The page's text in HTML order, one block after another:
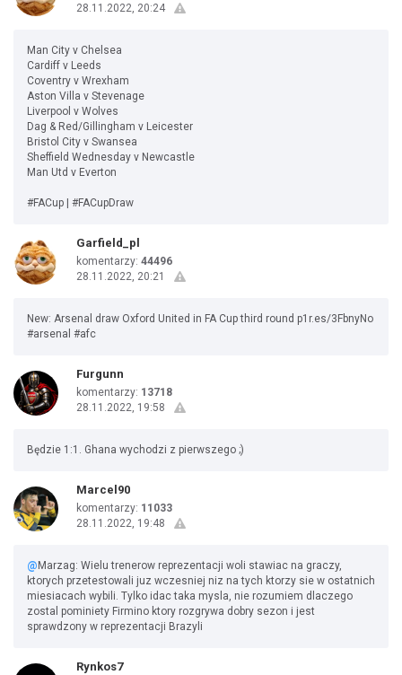
28.11.2022, 20:24
Man City v Chelsea
Cardiff v Leeds
Coventry v Wrexham
Aston Villa v Stevenage
Liverpool v Wolves
Dag & Red/Gillingham v Leicester
Bristol City v Swansea
Sheffield Wednesday v Newcastle
Man Utd v Everton
#FACup | #FACupDraw
Garfield_pl
komentarzy: 44496
28.11.2022, 20:21
New: Arsenal draw Oxford United in FA Cup third round p1r.es/3FbnyNo
#arsenal #afc
Furgunn
komentarzy: 13718
28.11.2022, 19:58
Będzie 1:1. Ghana wychodzi z pierwszego ;)
Marcel90
komentarzy: 11033
28.11.2022, 19:48
@ Marzag: Wielu trenerow reprezentacji woli stawiac na graczy,
ktorych przetestowali juz wczesniej niz na tych ktorzy sie w ostatnich
miesiacach wybili. Tylko idac taka mysla, nie rozumiem dlaczego
zostal pominiety Firmino ktory rozgrywa dobry sezon i jest
sprawdzony w reprezentacji Brazyli
Rynkos7